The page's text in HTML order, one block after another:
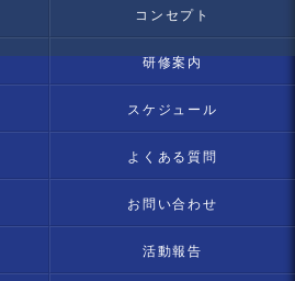
コンセプト
研修案内
スケジュール
よくある質問
お問い合わせ
活動報告